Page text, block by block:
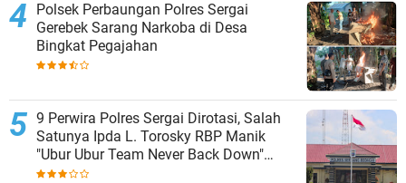
Polsek Perbaungan Polres Sergai
Gerebek Sarang Narkoba di Desa
Bingkat Pegajahan
9 Perwira Polres Sergai Dirotasi, Salah
Satunya Ipda L. Torosky RBP Manik
"Ubur Ubur Team Never Back Down"
Menempati Polsek Dolok Masihul